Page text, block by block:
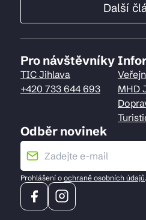
Další
Pro návštěvníky
TIC Jihlava
+420 733 644 693
MHD
Odběr novinek
Prohlášení o ochraně osobních údajů.